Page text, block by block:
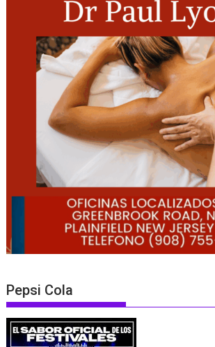
Pepsi Cola